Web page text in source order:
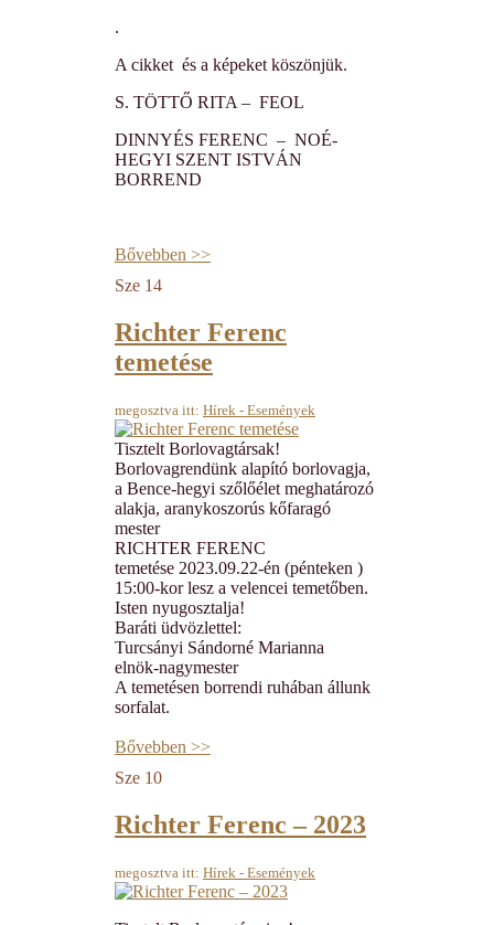
.
A cikket és a képeket köszönjük.
S. TÖTTŐ RITA – FEOL
DINNYÉS FERENC – NOÉ-
HEGYI SZENT ISTVÁN
BORREND
Bővebben >>
Sze 14
Richter Ferenc
temetése
megosztva itt: Hírek - Események
Tisztelt Borlovagtársak!
Borlovagrendünk alapító borlovagja,
a Bence-hegyi szőlőélet meghatározó
alakja, aranykoszorús kőfaragó
mester
RICHTER FERENC
temetése 2023.09.22-én (pénteken )
15:00-kor lesz a velencei temetőben.
Isten nyugosztalja!
Baráti üdvözlettel:
Turcsányi Sándorné Marianna
elnök-nagymester
A temetésen borrendi ruhában állunk
sorfalat.
Bővebben >>
Sze 10
Richter Ferenc – 2023
megosztva itt: Hírek - Események